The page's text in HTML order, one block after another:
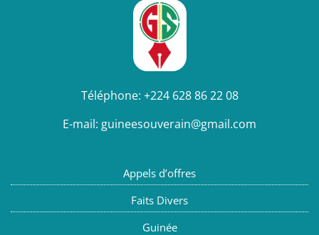
Téléphone: +224 628 86 22 08
E-mail: guineesouverain@gmail.com
Appels d’offres
Faits Divers
Guinée